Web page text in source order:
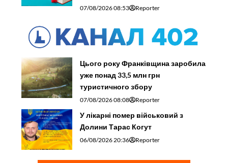
07/08/2026 08:53 Reporter
Цього року Франківщина заробила
уже понад 33,5 млн грн
туристичного збору
07/08/2026 08:08 Reporter
У лікарні помер військовий з
Долини Тарас Когут
06/08/2026 20:36 Reporter